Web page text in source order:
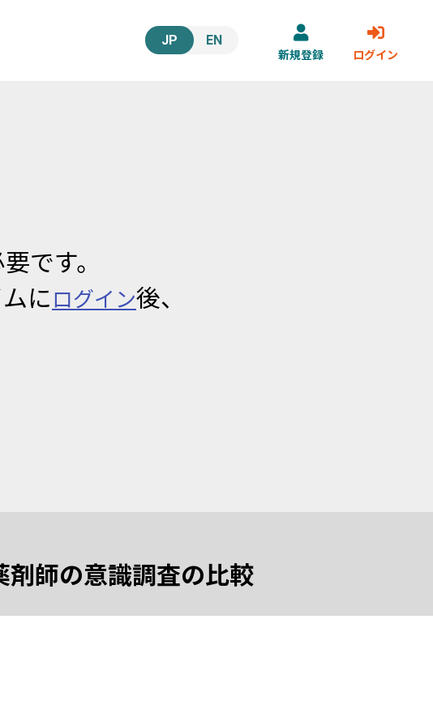
JP EN
新規登録
ログイン
です。
に ログイン後、
師の意識調査の比較